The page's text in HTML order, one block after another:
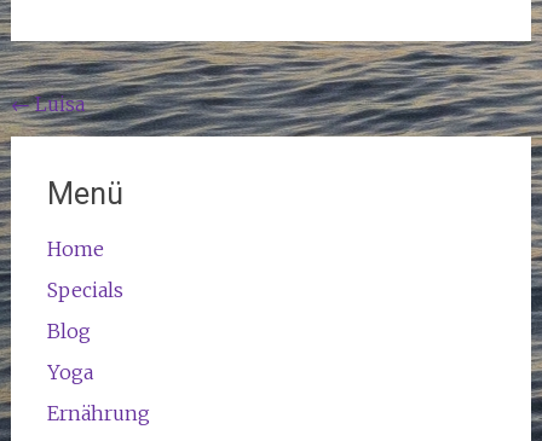
Beitragsnavigation
←Luisa
Menü
Home
Specials
Blog
Yoga
Ernährung